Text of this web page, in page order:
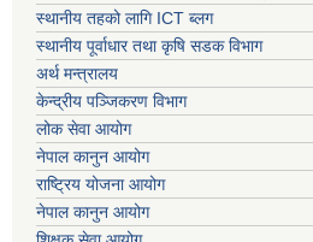
स्थानीय तहको लागि ICT ब्लग
स्थानीय पूर्वाधार तथा कृषि सडक विभाग
अर्थ मन्त्रालय
केन्द्रीय पञ्जिकरण विभाग
लोक सेवा आयोग
नेपाल कानुन आयोग
राष्ट्रिय योजना आयोग
नेपाल कानुन आयोग